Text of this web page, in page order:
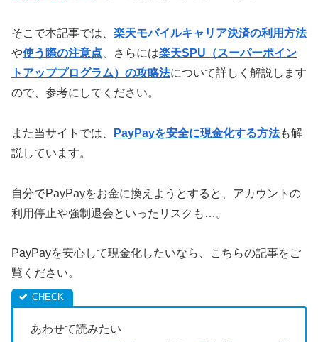
そこで本記事では、 楽天モバイルキャリア決済の利用方法
や使う際の注意点 、さらには楽天SPU（スーパーポイン
トアッププログラム）の攻略法について詳しく解説します
ので、参考にしてください。
また当サイトでは、 PayPayを安全に現金化する方法も解
説しています。
自分でPayPayをお金に換えようとすると、アカウントの
利用停止や強制退会といったリスクも…。
PayPayを安心して現金化したいなら、こちらの記事をご
覧ください。
あわせて読みたい